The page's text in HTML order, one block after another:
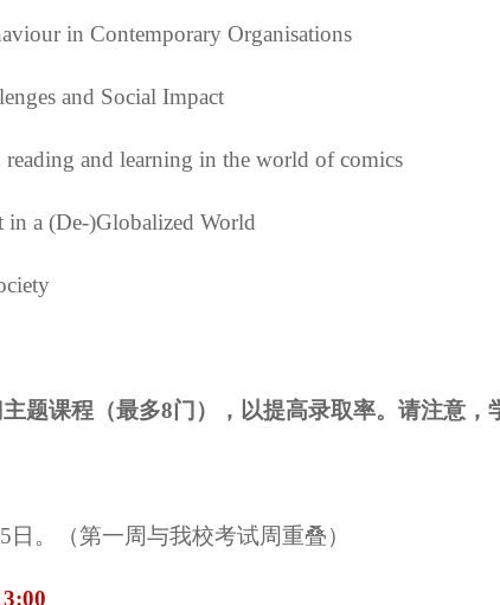
in Contemporary Organisations
and Social Impact
and learning in the world of comics
in a (De-)Globalized World
题课程（最多8门），以提高录取率。请注意，
。（第一周与我校考试周重叠）